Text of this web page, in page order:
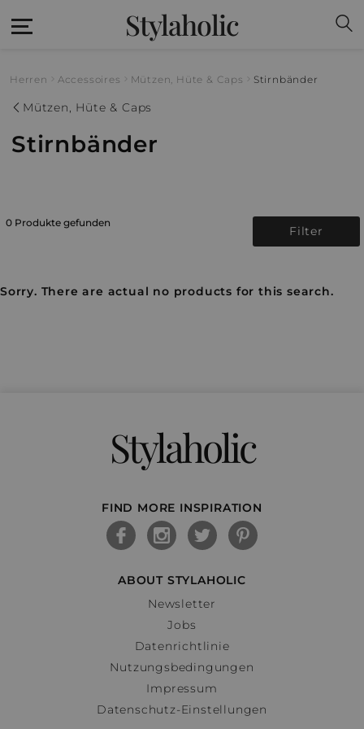
Stylaholic
Herren Accessoires Mützen, Hüte & Caps Stirnbänder
Mützen, Hüte & Caps
Stirnbänder
0 Produkte gefunden
Filter
Sorry. There are actual no products for this search.
Stylaholic
FIND MORE INSPIRATION
ABOUT STYLAHOLIC
Newsletter
Jobs
Datenrichtlinie
Nutzungsbedingungen
Impressum
Datenschutz-Einstellungen